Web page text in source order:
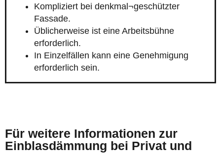
Kompliziert bei denkmal¬geschützter
Fassade.
Üblicherweise ist eine Arbeitsbühne
erforderlich.
In Einzelfällen kann eine Genehmigung
erforderlich sein.
Für weitere Informationen zur
Einblasdämmung bei Privat und